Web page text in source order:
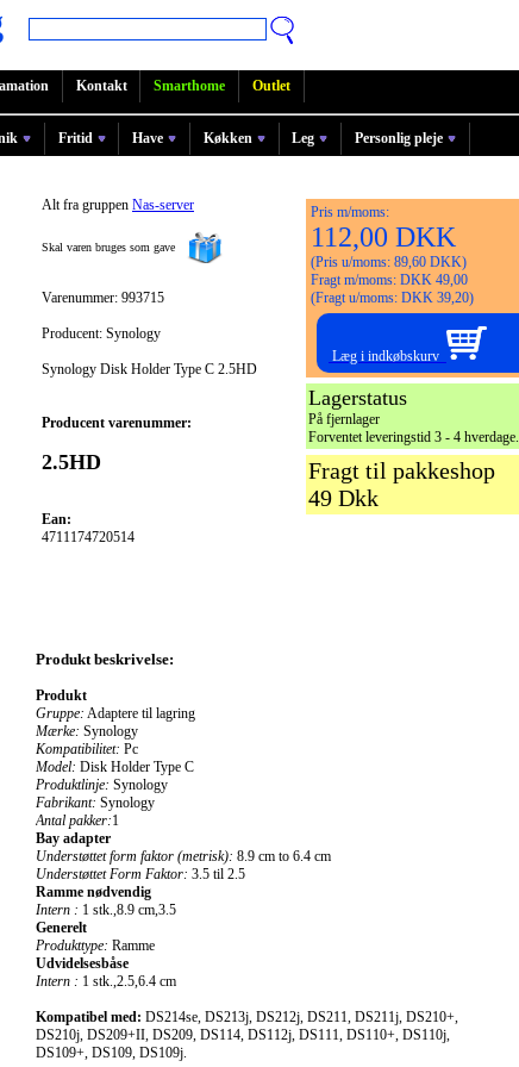
Kontakt Smarthome Outlet
Fritid Have Køkken Leg Personlig pleje
Alt fra gruppen Nas-server
Skal varen bruges som gave
Varenummer: 993715
Producent: Synology
Synology Disk Holder Type C 2.5HD
Producent varenummer:
2.5HD
Ean:
4711174720514
Pris m/moms:
112,00 DKK
(Pris u/moms: 89,60 DKK)
Fragt m/moms: DKK 49,00
(Fragt u/moms: DKK 39,20)
Læg i indkøbskurv
Lagerstatus
På fjernlager
Forventet leveringstid 3 - 4 hverdage.
Fragt til pakkeshop
49 Dkk
Produkt beskrivelse:
Produkt
Gruppe: Adaptere til lagring
Mærke: Synology
Kompatibilitet: Pc
Model: Disk Holder Type C
Produktlinje: Synology
Fabrikant: Synology
Antal pakker:1
Bay adapter
Understøttet form faktor (metrisk): 8.9 cm to 6.4 cm
Understøttet Form Faktor: 3.5 til 2.5
Ramme nødvendig
Intern : 1 stk.,8.9 cm,3.5
Generelt
Produkttype: Ramme
Udvidelsesbåse
Intern : 1 stk.,2.5,6.4 cm
Kompatibel med: DS214se, DS213j, DS212j, DS211, DS211j, DS210+,
DS210j, DS209+II, DS209, DS114, DS112j, DS111, DS110+, DS110j,
DS109+, DS109, DS109j.